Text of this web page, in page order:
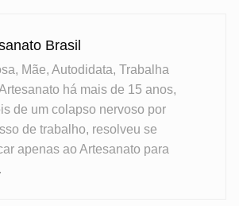
Brasil
Mãe, Autodidata, Trabalha
há mais de 15 anos,
de um colapso nervoso por
de trabalho, resolveu se
apenas ao Artesanato para